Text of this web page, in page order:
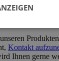
in der
oder der
Kontakt
Ihnen gerne